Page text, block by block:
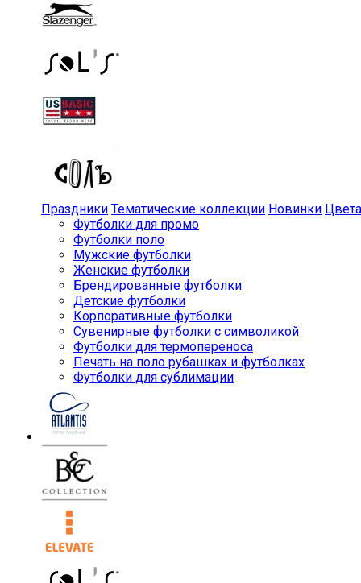
Праздники Тематические коллекции Новинки Цвета
Футболки для промо
Футболки поло
Мужские футболки
Женские футболки
Брендированные футболки
Детские футболки
Корпоративные футболки
Сувенирные футболки с символикой
Футболки для термопереноса
Печать на поло рубашках и футболках
Футболки для сублимации